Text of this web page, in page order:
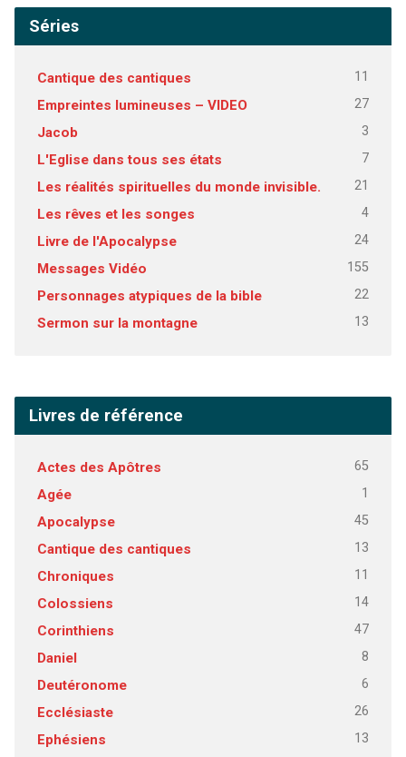
Séries
Cantique des cantiques 11
Empreintes lumineuses – VIDEO 27
Jacob 3
L'Eglise dans tous ses états 7
Les réalités spirituelles du monde invisible. 21
Les rêves et les songes 4
Livre de l'Apocalypse 24
Messages Vidéo 155
Personnages atypiques de la bible 22
Sermon sur la montagne 13
Livres de référence
Actes des Apôtres 65
Agée 1
Apocalypse 45
Cantique des cantiques 13
Chroniques 11
Colossiens 14
Corinthiens 47
Daniel 8
Deutéronome 6
Ecclésiaste 26
Ephésiens 13